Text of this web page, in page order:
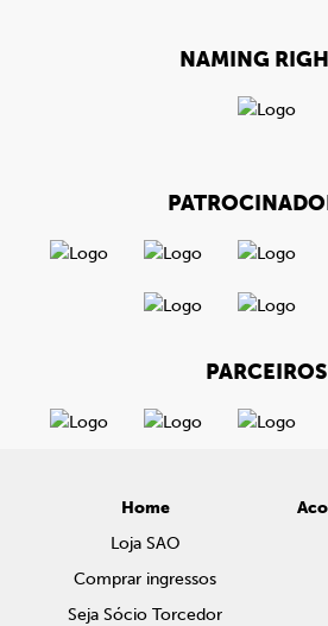
NAMING
PARCEIROS
Home
Loja SAO
Comprar ingressos
Seja Sócio Torcedor